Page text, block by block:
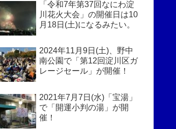
「令和7年第37回なにわ淀
川花火大会」の開催日は10
月18日(土)になるみたい。
2024年11月9日(土)、野中
南公園で「第12回淀川区ガ
レージセール」が開催！
2021年7月7日(水)「宝湯」
で「開運小判の湯」が開
催！